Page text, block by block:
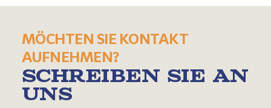
MÖCHTEN SIE KONTAKT
AUFNEHMEN?
SCHREIBEN SIE AN
UNS